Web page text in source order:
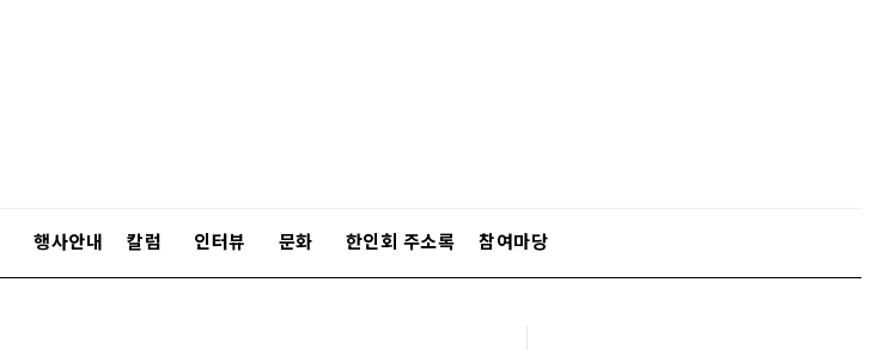
행사안내 칼럼 인터뷰 문화 한인회 주소록 참여마당